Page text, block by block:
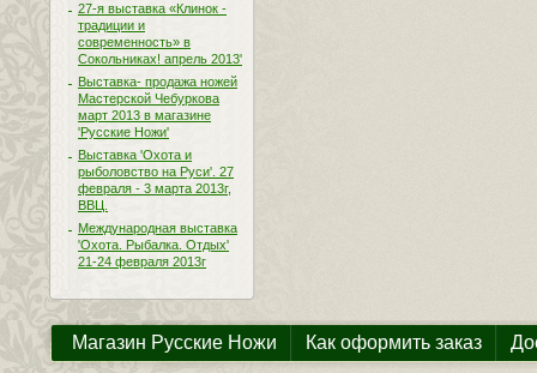
27-я выставка «Клинок -
традиции и
современность» в
Сокольниках! апрель 2013'
Выставка- продажа ножей
Мастерской Чебуркова
март 2013 в магазине
'Русские Ножи'
Выставка 'Охота и
рыболовство на Руси'. 27
февраля - 3 марта 2013г,
ВВЦ.
Международная выставка
'Охота. Рыбалка. Отдых'
21-24 февраля 2013г
Магазин Русские Ножи Как оформить заказ